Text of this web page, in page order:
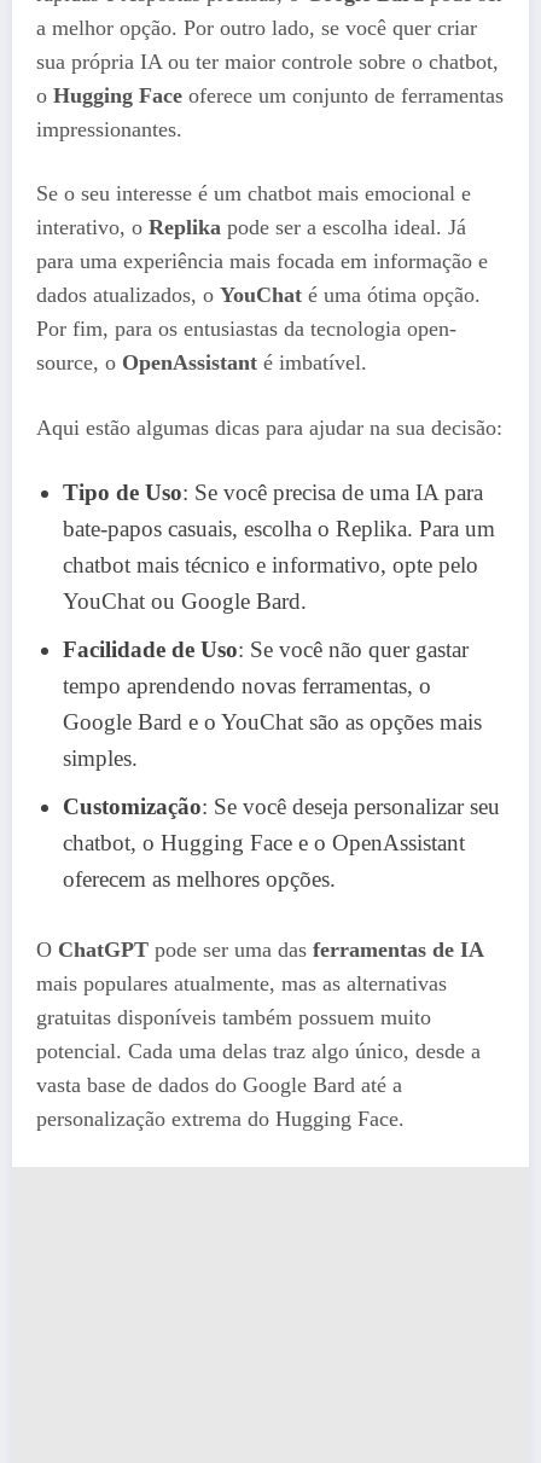
a melhor opção. Por outro lado, se você quer criar
sua própria IA ou ter maior controle sobre o chatbot,
o Hugging Face oferece um conjunto de ferramentas
impressionantes.
Se o seu interesse é um chatbot mais emocional e
interativo, o Replika pode ser a escolha ideal. Já
para uma experiência mais focada em informação e
dados atualizados, o YouChat é uma ótima opção.
Por fim, para os entusiastas da tecnologia open-
source, o OpenAssistant é imbatível.
Aqui estão algumas dicas para ajudar na sua decisão:
Tipo de Uso: Se você precisa de uma IA para
bate-papos casuais, escolha o Replika. Para um
chatbot mais técnico e informativo, opte pelo
YouChat ou Google Bard.
Facilidade de Uso: Se você não quer gastar
tempo aprendendo novas ferramentas, o
Google Bard e o YouChat são as opções mais
simples.
Customização: Se você deseja personalizar seu
chatbot, o Hugging Face e o OpenAssistant
oferecem as melhores opções.
O ChatGPT pode ser uma das ferramentas de IA
mais populares atualmente, mas as alternativas
gratuitas disponíveis também possuem muito
potencial. Cada uma delas traz algo único, desde a
vasta base de dados do Google Bard até a
personalização extrema do Hugging Face.